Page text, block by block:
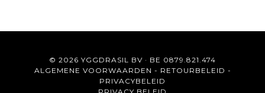
© 2026 YGGDRASIL BV · BE 0879.821.474
ALGEMENE VOORWAARDEN - RETOURBELEID -
PRIVACYBELEID